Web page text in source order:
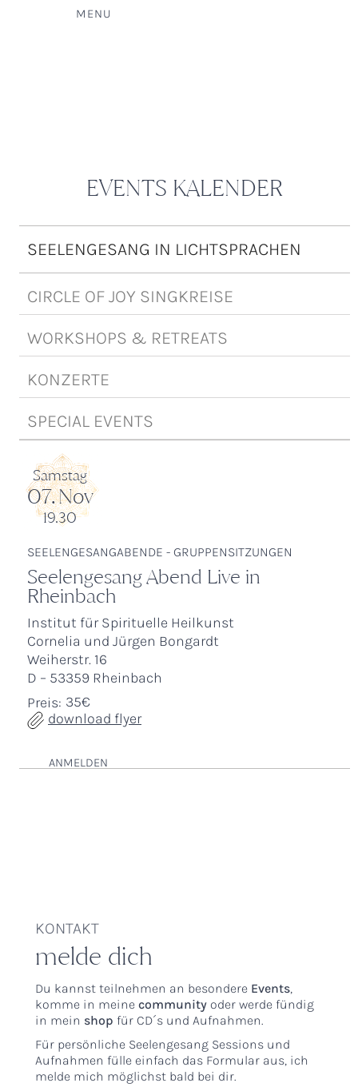
MENU
EVENTS KALENDER
SEELENGESANG IN LICHTSPRACHEN
CIRCLE OF JOY SINGKREISE
WORKSHOPS & RETREATS
KONZERTE
SPECIAL EVENTS
Samstag
07.Nov
19.30
SEELENGESANGABENDE - GRUPPENSITZUNGEN
Seelengesang Abend Live in
Rheinbach
Institut für Spirituelle Heilkunst
Cornelia und Jürgen Bongardt
Weiherstr. 16
D – 53359 Rheinbach
Preis: 35€
download flyer
ANMELDEN
KONTAKT
melde dich
Du kannst teilnehmen an besondere Events,
komme in meine community oder werde fündig
in mein shop für CD´s und Aufnahmen.
Für persönliche Seelengesang Sessions und
Aufnahmen fülle einfach das Formular aus, ich
melde mich möglichst bald bei dir.